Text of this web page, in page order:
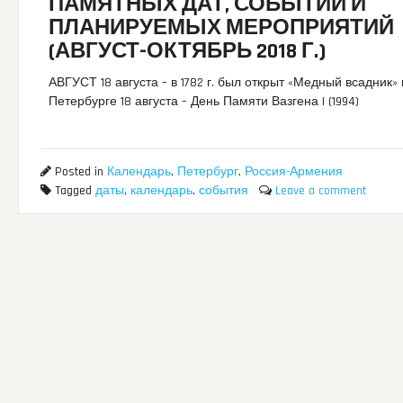
ПЛАНИРУЕМЫХ МЕРОПРИЯТИЙ
(АВГУСТ-ОКТЯБРЬ 2018 Г.)
АВГУСТ 18 августа – в 1782 г. был открыт «Медный всадник»
Петербурге 18 августа – День Памяти Вазгена I (1994)
Posted in Календарь, Петербург, Россия-Армения
Tagged даты, календарь, события Leave a comment